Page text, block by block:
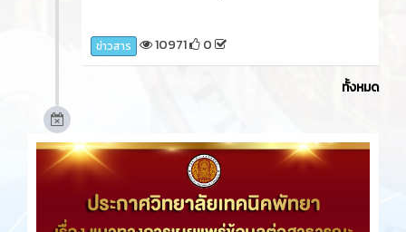
ข่าวสาร 10971 0
ทั้งหมด